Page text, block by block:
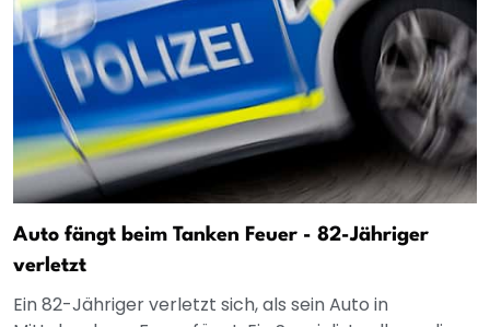
Auto fängt beim Tanken Feuer - 82-Jähriger
verletzt
Ein 82-Jähriger verletzt sich, als sein Auto in